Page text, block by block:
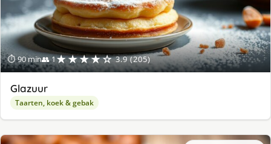
⏱ 90 min👥 1★★★★☆ 3.9 (205)
Glazuur
Taarten, koek & gebak